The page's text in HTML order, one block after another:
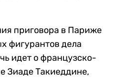
приговора в Париже
фигурантов дела
идет о французско-
Зиаде Такиеддине,